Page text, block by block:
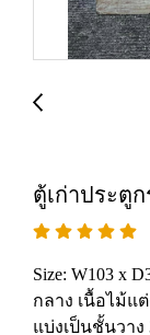
ตู้เก่าประตู
Size: W103 x
กลาง เนื้อไม้แ
แบ่งเป็นชั้นวาง